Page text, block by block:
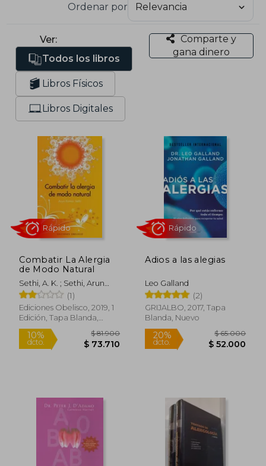
Ordenar por
Ver:
Todos los libros
Libros Físicos
Libros Digitales
Comparte y
gana dinero
Combatir La Alergia
de Modo Natural
Sethi, A. K. ; Sethi, Arun
Kumar
(1)
Ediciones Obelisco, 2019, 1
Edición, Tapa Blanda,
Nuevo
10%
Rápido
Adios a las alegias
Leo Galland
(2)
GRIJALBO, 2017, Tapa
Blanda, Nuevo
20%
dcto.
Rápido